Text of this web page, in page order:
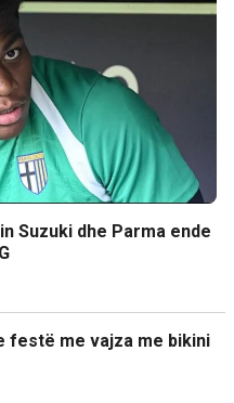
Suzuki dhe Parma ende
festë me vajza me bikini